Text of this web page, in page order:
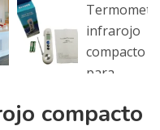
compacto